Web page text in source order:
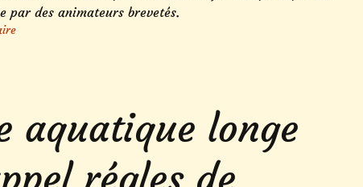
par des animateurs brevetés.
aquatique longe